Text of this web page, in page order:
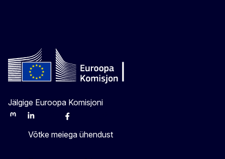
Jälgige Euroopa Komisjoni
MastodonLinkedInBlueskyFacebook
Võtke meiega ühendust